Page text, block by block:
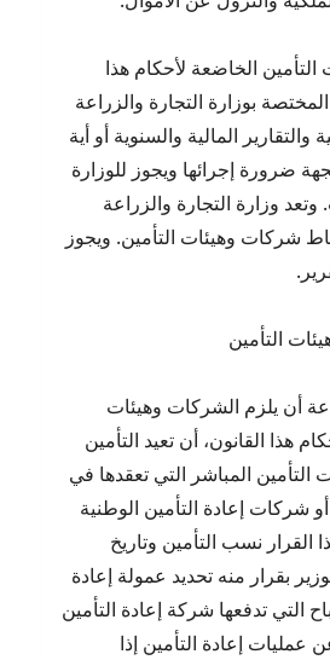
الخاضعة لأحكام هذا
بوزارة التجارة والزراعة
والتقارير المالية والسنوية أو أية
ضرورة إجرائها ويجوز للوزارة
وزارة التجارة والزراعة
شركات وهيئات التأمين. ويجوز
التأمين
أن يلزم الشركات وهيئات
هذا القانون، أن تعيد التأمين
المباشر التي تعقدها في
شركات إعادة التأمين الوطنية
القرار نسب التأمين وتاريخ
بقرار منه تحديد عمولة إعادة
التي تدفعها شركة إعادة التأمين
عمليات إعادة التأمين إذا